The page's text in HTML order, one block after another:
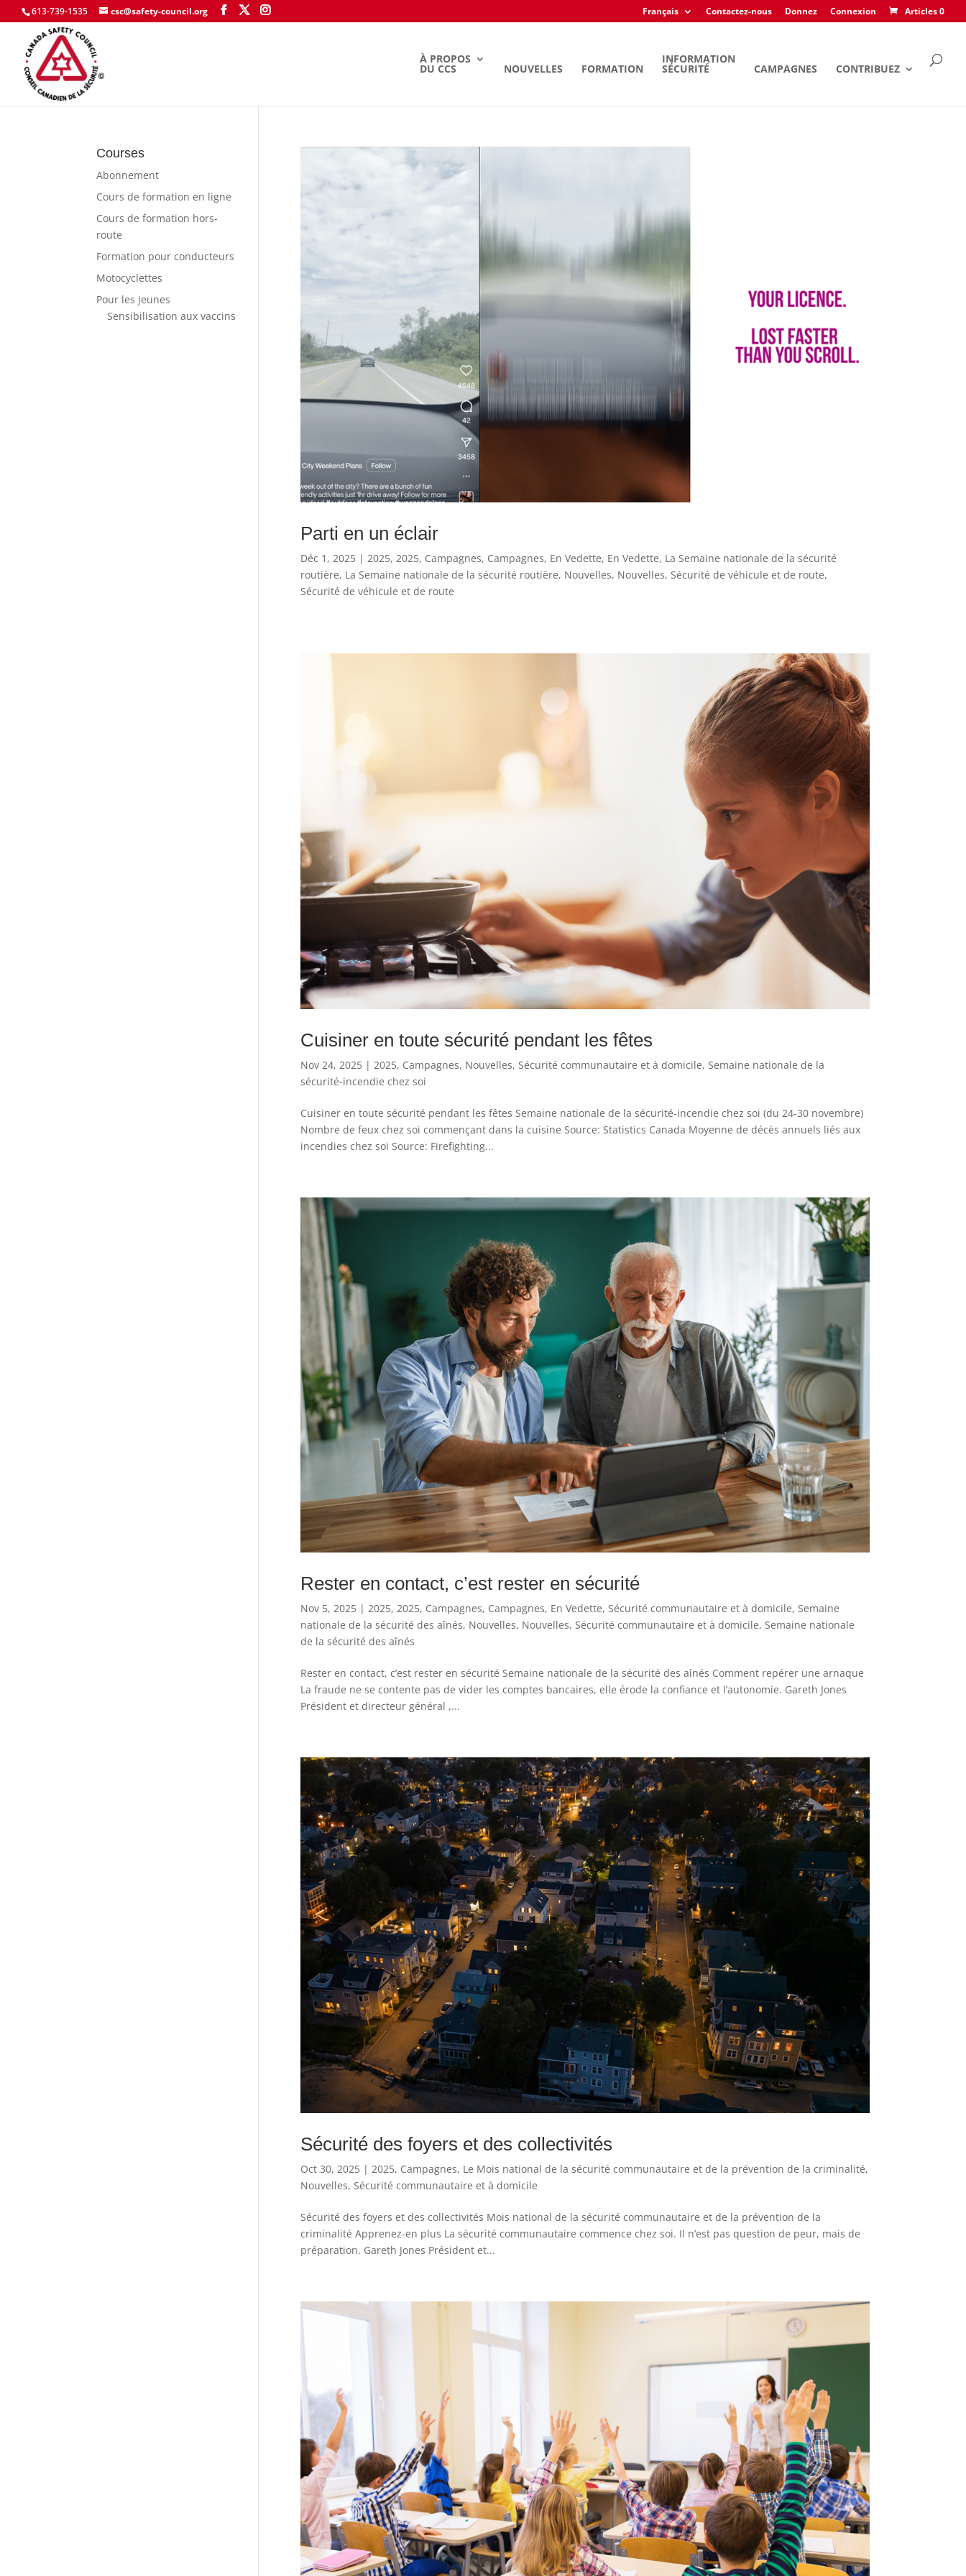
613-739-1535 csc@safety-council.org Français Contactez-nous Donnez Connexion Articles 0
À PROPOS
DU CCS NOUVELLES FORMATION
INFORMATION
SÉCURITÉ CAMPAGNES CONTRIBUEZ
Parti en un éclair
Déc 1, 2025| 2025, 2025, Campagnes, Campagnes, En Vedette, En Vedette, La Semaine nationale de la sécurité
routière, La Semaine nationale de la sécurité routière, Nouvelles, Nouvelles, Sécurité de véhicule et de route,
Sécurité de véhicule et de route
Cuisiner en toute sécurité pendant les fêtes
Nov 24, 2025| 2025, Campagnes, Nouvelles, Sécurité communautaire et à domicile, Semaine nationale de la
sécurité-incendie chez soi
Cuisiner en toute sécurité pendant les fêtes Semaine nationale de la sécurité-incendie chez soi (du 24-30 novembre)
Nombre de feux chez soi commençant dans la cuisine Source: Statistics Canada Moyenne de décès annuels liés aux
incendies chez soi Source: Firefighting...
Rester en contact, c’est rester en sécurité
Nov 5, 2025| 2025, 2025, Campagnes, Campagnes, En Vedette, Sécurité communautaire et à domicile, Semaine
nationale de la sécurité des aînés, Nouvelles, Nouvelles, Sécurité communautaire et à domicile, Semaine nationale
de la sécurité des aînés
Rester en contact, c’est rester en sécurité Semaine nationale de la sécurité des aînés Comment repérer une arnaque
La fraude ne se contente pas de vider les comptes bancaires, elle érode la confiance et l’autonomie. Gareth Jones
Président et directeur général ,...
Sécurité des foyers et des collectivités
Oct 30, 2025| 2025, Campagnes, Le Mois national de la sécurité communautaire et de la prévention de la criminalité,
Nouvelles, Sécurité communautaire et à domicile
Sécurité des foyers et des collectivités Mois national de la sécurité communautaire et de la prévention de la
criminalité Apprenez-en plus La sécurité communautaire commence chez soi. Il n’est pas question de peur, mais de
préparation. Gareth Jones Président et...
Courses
Abonnement
Cours de formation en ligne
Cours de formation hors-
route
Formation pour conducteurs
Motocyclettes
Pour les jeunes
Sensibilisation aux vaccins